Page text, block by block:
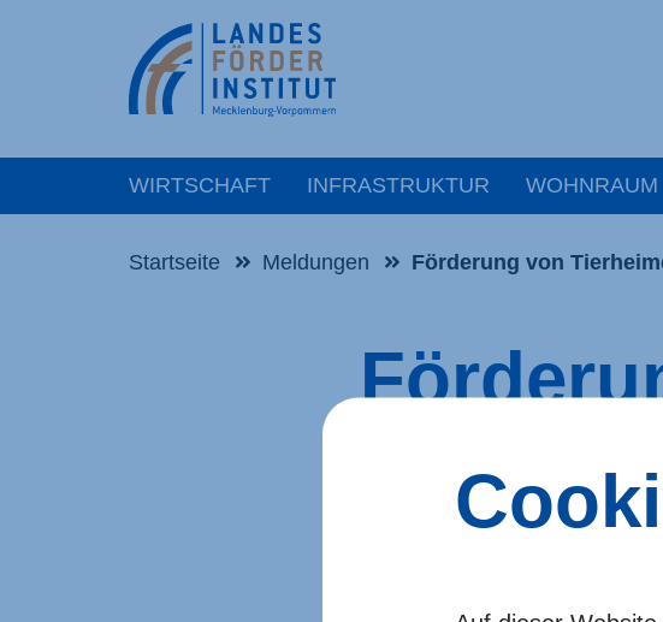
WIRTSCHAFT INFRASTRUKTUR WOHNRAUM
Startseite Meldungen Förderung von
heimen